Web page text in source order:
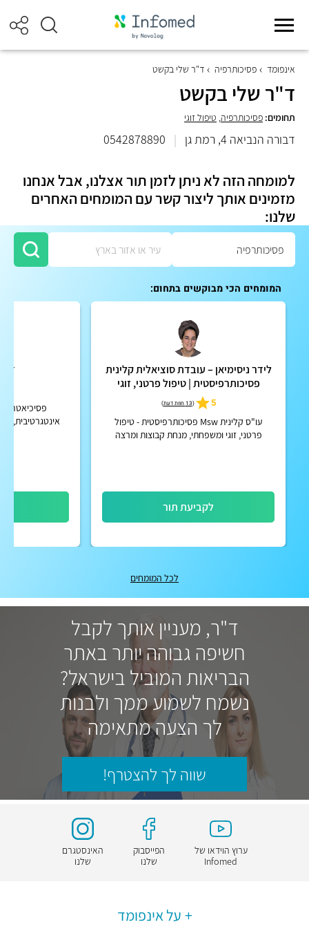
אינפומד פסיכותרפיה ד"ר שלי בקשט
ד"ר שלי בקשט
תחומים: פסיכותרפיה, טיפול זוגי
דבורה הנביאה 4, רמת גן |
0542878890
למומחה הזה לא ניתן לזמן תור אצלנו, אבל אנחנו
מזמינים אותך ליצור קשר עם המומחים האחרים
שלנו:
המומחים הכי מבוקשים בתחום:
לידר ניסימיאן – עובדת סוציאלית קלינית
פסיכותרפיסטית | טיפול פרטני, זוגי
ומשפחתי 5
(13 חוות דעת )
עו"ס קלינית Msw פסיכותרפיסטית - טיפול
פרטני, זוגי ומשפחתי, מנחת קבוצות ומרצה
לקביעת תור
אינטגרטיבית,
לכל המומחים
ד"ר, מעניין אותך לקבל
חשיפה גבוהה יותר באתר
הבריאות המוביל בישראל?
נשמח לשמוע ממך ולבנות
לך הצעה מתאימה
שווה לך להצטרף!
ערוץ הוידאו של
Infomed
הפייסבוק
שלנו
האינסטגרם
שלנו
על אינפומד